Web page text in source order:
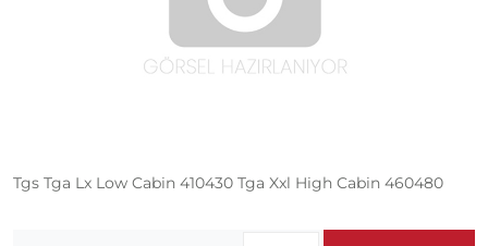
Tgs Tga Lx Low Cabin 410430 Tga Xxl High Cabin 460480